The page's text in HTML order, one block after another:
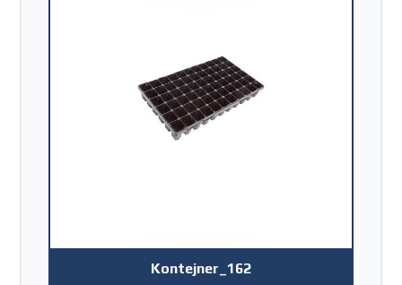
Kontejner_162